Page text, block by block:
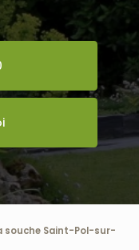
souche Saint-Pol-sur-